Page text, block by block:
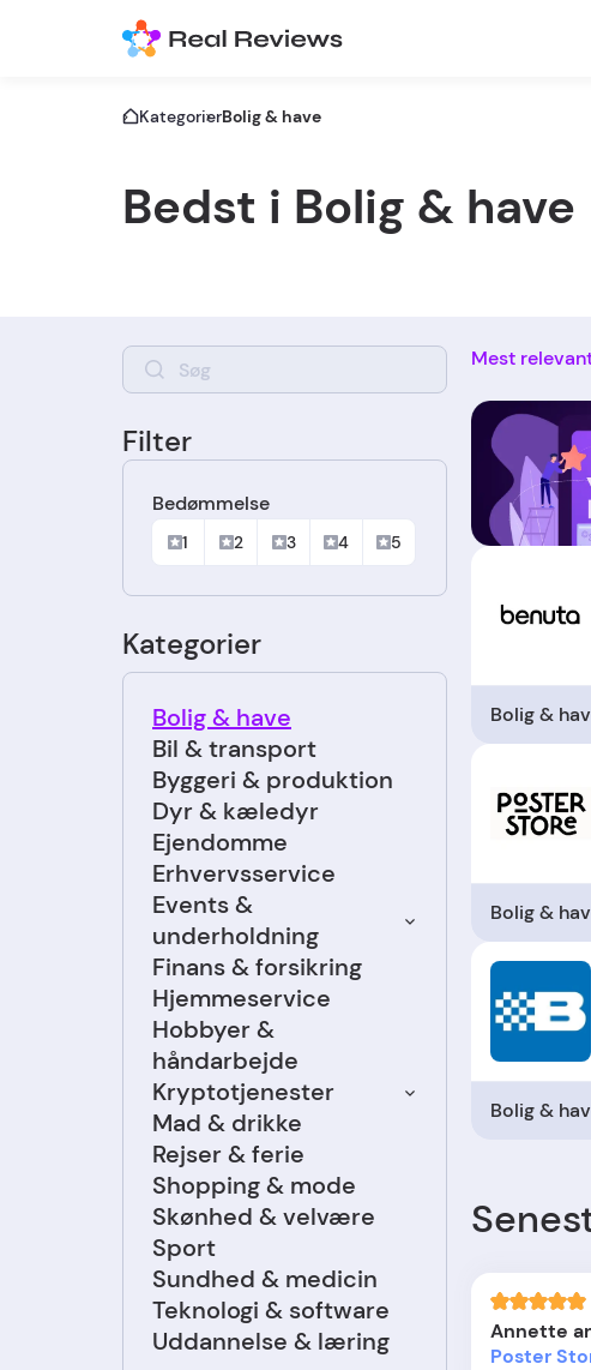
KategorierBolig & have
Bedst i Bolig & have
Filter
Bedømmelse
1 2 3 4 5
Kategorier
Bil & transport
Bolig & have
Byggeri & produktion
Dyr & kæledyr
Ejendomme
Erhvervsservice
Events &
underholdning
Finans & forsikring
Hjemmeservice
Hobbyer &
håndarbejde
Kryptotjenester
Mad & drikke
Rejser & ferie
Shopping & mode
Skønhed & velvære
Sport
Sundhed & medicin
Teknologi & software
Uddannelse & læring
Mest
Bolig &
Bolig &
Bolig &
Annette
Poster